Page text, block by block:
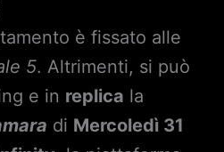
è fissato alle
5. Altrimenti, si può
e in replica la
di Mercoledì 31